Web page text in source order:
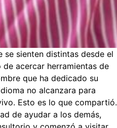
se sienten distintas desde el
acercar herramientas de
que ha dedicado su
no alcanzara para
Esto es lo que compartió.
de ayudar a los demás,